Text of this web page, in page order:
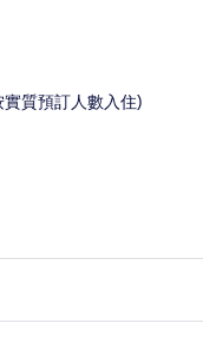
實質預訂人數入住)
店